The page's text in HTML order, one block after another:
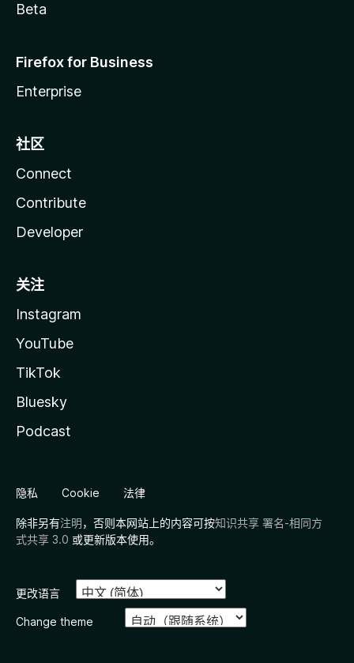
Beta
Firefox for Business
Enterprise
社区
Connect
Contribute
Developer
关注
Instagram
YouTube
TikTok
Bluesky
Podcast
隐私 Cookie 法律
除非另有注明，否则本网站上的内容可按知识共享 署名-相同方
式共享 3.0 或更新版本使用。
更改语言
Change theme